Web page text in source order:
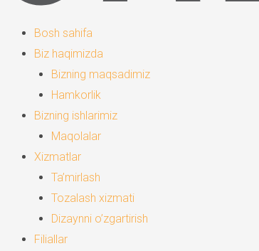
Bosh sahifa
Biz haqimizda
Bizning maqsadimiz
Hamkorlik
Bizning ishlarimiz
Maqolalar
Xizmatlar
Ta’mirlash
Tozalash xizmati
Dizaynni o’zgartirish
Filiallar